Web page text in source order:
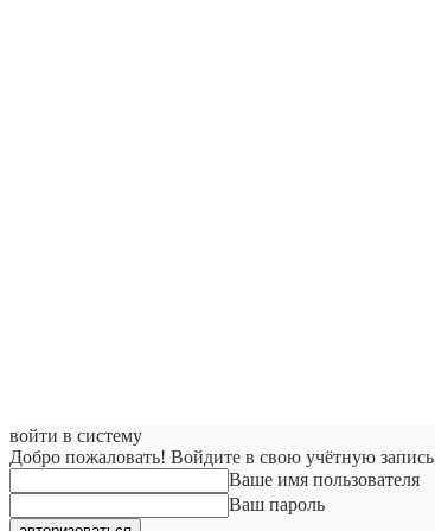
войти в систему
Добро пожаловать! Войдите в свою учётную запись
Ваше имя пользователя
Ваш пароль